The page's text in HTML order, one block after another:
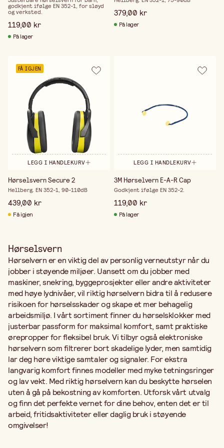
godkjent ifølge EN 352-1, for sløyd
og verksted.
119,00 kr
På lager
379,00 kr
På lager
FÅ IGJEN
LEGG I HANDLEKURV
Hørselsvern Secure 2
Hellberg. EN 352-1, 90-110dB
439,00 kr
Få igjen
LEGG I HANDLEKURV
3M Hørselvern E-A-R Cap
Godkjent ifølge EN 352-2.
119,00 kr
På lager
Hørselsvern
Hørselvern er en viktig del av personlig verneutstyr når du
jobber i støyende miljøer. Uansett om du jobber med
maskiner, snekring, byggeprosjekter eller andre aktiviteter
med høye lydnivåer, vil riktig hørselvern bidra til å redusere
risikoen for hørselsskader og skape et mer behagelig
arbeidsmiljø. I vårt sortiment finner du hørselsklokker med
justerbar passform for maksimal komfort, samt praktiske
ørepropper for fleksibel bruk. Vi tilbyr også elektroniske
hørselvern som filtrerer bort skadelige lyder, men samtidig
lar deg høre viktige samtaler og signaler. For ekstra
langvarig komfort finnes modeller med myke tetningsringer
og lav vekt. Med riktig hørselvern kan du beskytte hørselen
uten å gå på bekostning av komforten. Utforsk vårt utvalg
og finn det perfekte vernet for dine behov, enten det er til
arbeid, fritidsaktiviteter eller daglig bruk i støyende
omgivelser!